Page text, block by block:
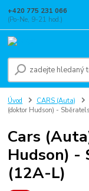
+420 775 231 066
(Po-Ne, 9-21 hod.)
Úvod CARS (Auta)
(doktor Hudson) -
Cars
Hudson) -
(12A-L)